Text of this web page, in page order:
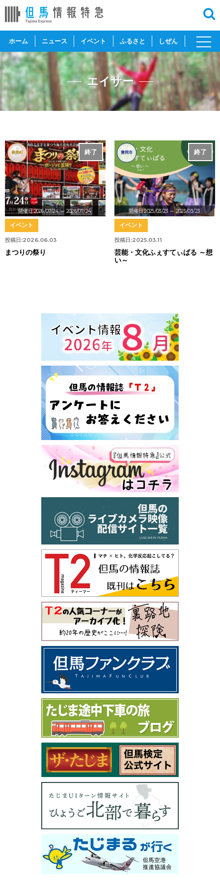
ホーム ニュース イベント ふるさと しぜん
toggle
エイサー
開催日:2026/07/24～ 2026/07/24
終了
香美町
投稿日:2026.06.03
イベント
まつりの祭り
開催日:2025/03/23～ 2025/03/23
終了
豊岡市
投稿日:2025.03.11
イベント
芸能・文化ふぇすてぃばる ～想
い～